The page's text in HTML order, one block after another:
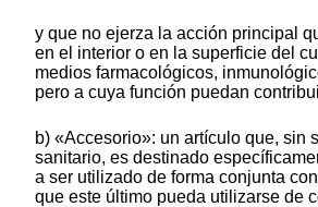
y que no ejerza la acción principal
en el interior o en la superficie del
medios farmacológicos,
pero a cuya función puedan
b) «Accesorio»: un artículo que, sin
sanitario, es destinado
a ser utilizado de forma conjunta
que este último pueda utilizarse de